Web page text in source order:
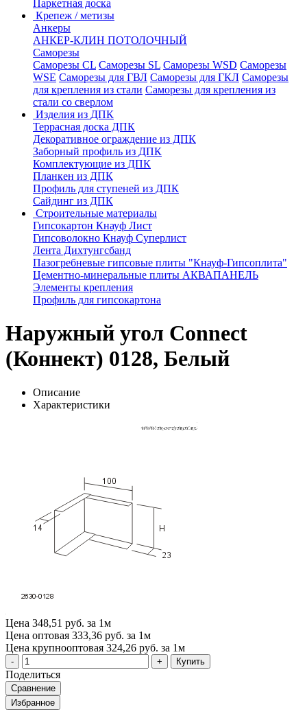
Паркетная доска
Крепеж / метизы
Анкеры
АНКЕР-КЛИН ПОТОЛОЧНЫЙ
Саморезы
Саморезы CL Саморезы SL Саморезы WSD Саморезы
WSE Саморезы для ГВЛ Саморезы для ГКЛ Саморезы
для крепления из стали Саморезы для крепления из
стали со сверлом
Изделия из ДПК
Террасная доска ДПК
Декоративное ограждение из ДПК
Заборный профиль из ДПК
Комплектующие из ДПК
Планкен из ДПК
Профиль для ступеней из ДПК
Сайдинг из ДПК
Строительные материалы
Гипсокартон Кнауф Лист
Гипсоволокно Кнауф Суперлист
Лента Дихтунгсбанд
Пазогребневые гипсовые плиты "Кнауф-Гипсоплита"
Цементно-минеральные плиты АКВАПАНЕЛЬ
Элементы крепления
Профиль для гипсокартона
Наружный угол Connect
(Коннект) 0128, Белый
Описание
Характеристики
Цена 348,51 руб. за 1м
Цена оптовая 333,36 руб. за 1м
Цена крупнооптовая 324,26 руб. за 1м
Купить
Поделиться
Сравнение
Избранное